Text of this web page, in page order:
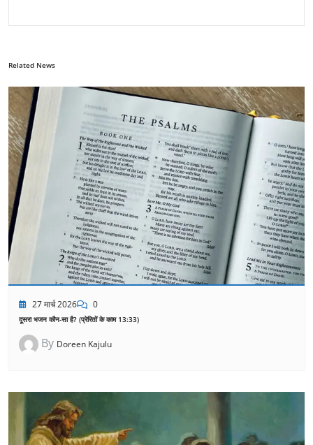
Related News
27 मार्च 2026 0
दूसरा भजन कौन-सा है? (प्रेरितों के काम 13:33)
By Doreen Kajulu